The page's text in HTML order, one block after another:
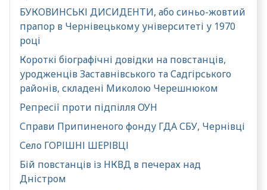
БУКОВИНСЬКІ ДИСИДЕНТИ, або синьо-жовтий
прапор в Чернівецькому університеті у 1970
році
Короткі біографічні довідки на повстанців,
уродженців Заставнівського та Садгірського
районів, складені Миколою Черешнюком
Репресії проти підпілля ОУН
Справи Припиненого фонду ГДА СБУ, Чернівці
Село ГОРІШНІ ШЕРІВЦІ
Бій повстанців із НКВД в печерах над
Дністром